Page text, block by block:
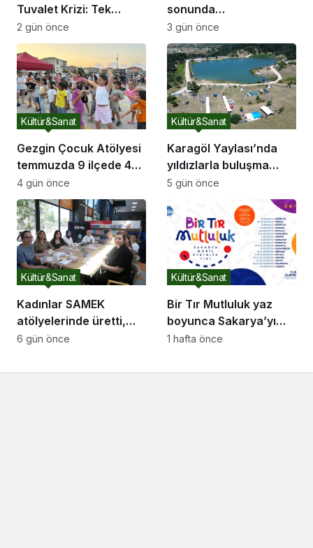
Tuvalet Krizi: Tek
Tuvalet Binlerce
Ziyaretçiye Yetmiyor
2 gün önce
sonunda
doğaseverlerin akınına
uğradı
3 gün önce
Gezgin Çocuk Atölyesi
temmuzda 9 ilçede 4
bini aşkın çocuğun
yüzünü güldürdü
Kültür&Sanat
4 gün önce
Karagöl Yaylası’nda
yıldızlarla buluşma
Marmara’nın en
karanlık gökyüzünde
astronomi kampı
Kültür&Sanat
5 gün önce
Kadınlar SAMEK
atölyelerinde üretti,
ortaya rengârenk
Kültür&Sanat
6 gün önce
Bir Tır Mutluluk yaz
boyunca Sakarya’yı
dolaşacak
Kültür&Sanat
1 hafta önce